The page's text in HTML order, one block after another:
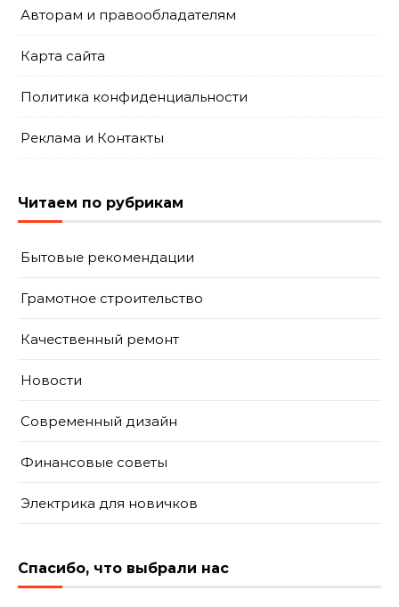
Авторам и правообладателям
Карта сайта
Политика конфиденциальности
Реклама и Контакты
Читаем по рубрикам
Бытовые рекомендации
Грамотное строительство
Качественный ремонт
Новости
Современный дизайн
Финансовые советы
Электрика для новичков
Спасибо, что выбрали нас